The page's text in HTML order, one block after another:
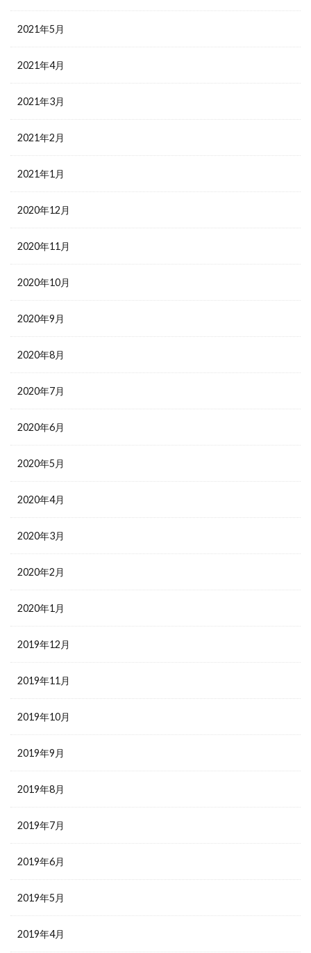
2021年5月
2021年4月
2021年3月
2021年2月
2021年1月
2020年12月
2020年11月
2020年10月
2020年9月
2020年8月
2020年7月
2020年6月
2020年5月
2020年4月
2020年3月
2020年2月
2020年1月
2019年12月
2019年11月
2019年10月
2019年9月
2019年8月
2019年7月
2019年6月
2019年5月
2019年4月